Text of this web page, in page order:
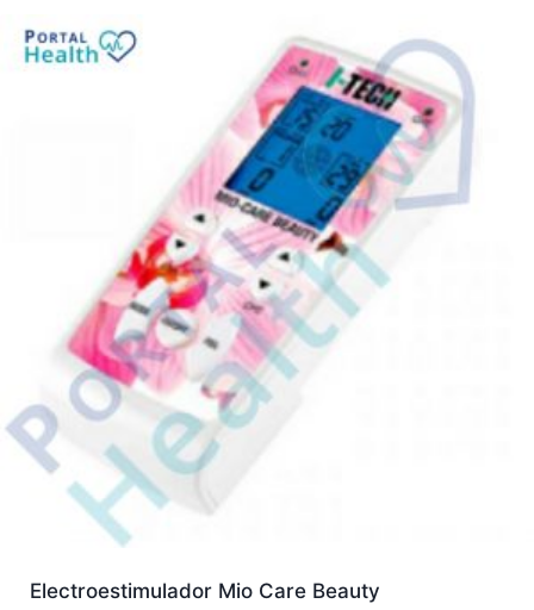
Electroestimulador Mio Care Beauty